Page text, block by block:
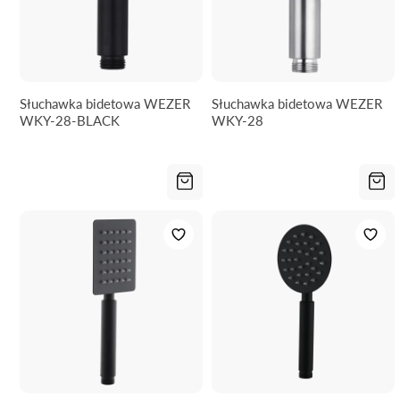
Słuchawka bidetowa WEZER
WKY-28-BLACK
Słuchawka bidetowa WEZER
WKY-28